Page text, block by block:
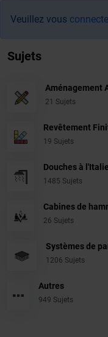
Veuillez vous
Sujets
Aménagement
21 Sujets
Revêtement
19 Sujets
Douches à
1485 Sujets
Cabines de
26 Sujets
Systèmes de
1206 Sujets
Autres
949 Sujets